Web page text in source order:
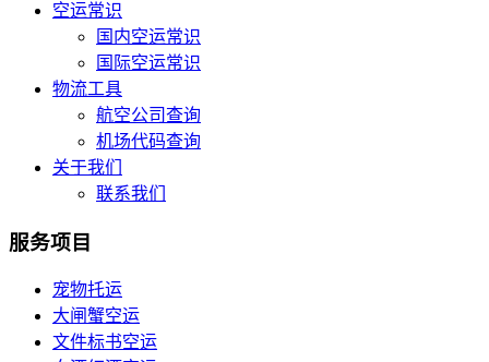
空运常识
国内空运常识
国际空运常识
物流工具
航空公司查询
机场代码查询
关于我们
联系我们
服务项目
宠物托运
大闸蟹空运
文件标书空运